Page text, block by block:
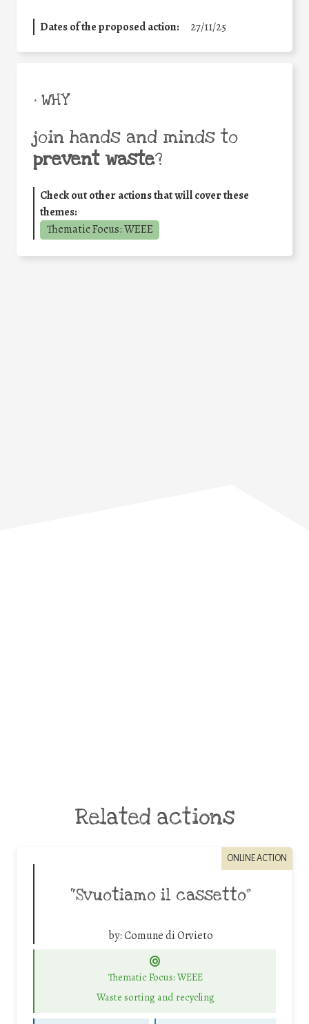
Dates of the proposed action: 27/11/25
• WHY
join hands and minds to
prevent waste?
Check out other actions that will cover these
themes:
Thematic Focus: WEEE
Related actions
ONLINE ACTION
“Svuotiamo il cassetto”
by:Comune di Orvieto
Thematic Focus: WEEE
Waste sorting and recycling